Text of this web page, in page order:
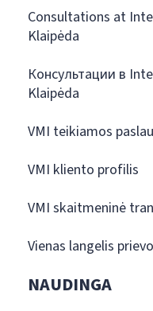
Consultations at
Klaipėda
Консультации в
Klaipėda
VMI teikiamos
VMI kliento profilis
VMI skaitmeninė
Vienas langelis
NAUDINGA